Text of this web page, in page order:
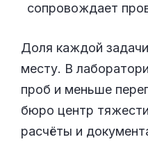
сопровождает
Доля каждой
месту. В
проб и меньше
бюро центр
расчёты и